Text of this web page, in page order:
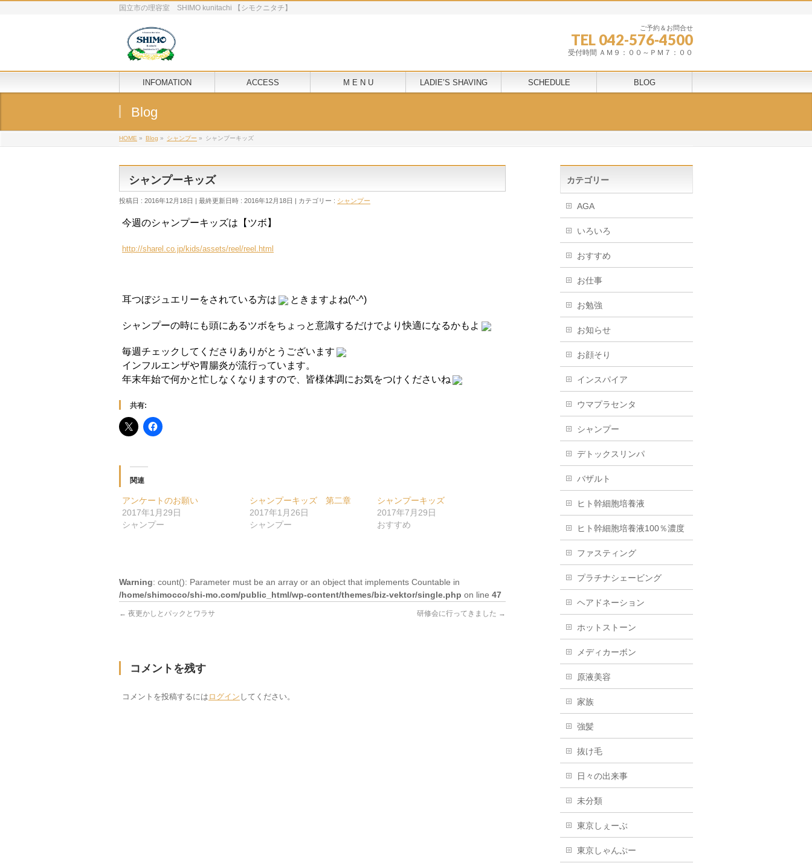
国立市の理容室 SHIMO kunitachi 【シモクニタチ】
ご予約＆お問合せ
TEL 042-576-4500
受付時間 ＡＭ９：００～ＰＭ７：００
INFOMATION ACCESS M E N U LADIE’S SHAVING SCHEDULE BLOG
Blog
HOME » Blog » シャンプー » シャンプーキッズ
シャンプーキッズ
投稿日 : 2016年12月18日 最終更新日時 : 2016年12月18日 カテゴリー : シャンプー
今週のシャンプーキッズは【ツボ】
http://sharel.co.jp/kids/assets/reel/reel.html
耳つぼジュエリーをされている方は ときますよね(^-^)
シャンプーの時にも頭にあるツボをちょっと意識するだけでより快適になるかもよ
毎週チェックしてくださりありがとうございます
インフルエンザや胃腸炎が流行っています。
年末年始で何かと忙しなくなりますので、皆様体調にお気をつけくださいね
共有:
関連
アンケートのお願い
2017年1月29日
シャンプー
シャンプーキッズ 第二章
2017年1月26日
シャンプー
シャンプーキッズ
2017年7月29日
おすすめ
Warning: count(): Parameter must be an array or an object that implements Countable in
/home/shimocco/shi-mo.com/public_html/wp-content/themes/biz-vektor/single.php on line 47
← 夜更かしとパックとワラサ 研修会に行ってきました →
コメントを残す
コメントを投稿するには ログイン してください。
カテゴリー
AGA
いろいろ
おすすめ
お仕事
お勉強
お知らせ
お顔そり
インスパイア
ウマプラセンタ
シャンプー
デトックスリンパ
バザルト
ヒト幹細胞培養液
ヒト幹細胞培養液100％濃度
ファスティング
プラチナシェービング
ヘアドネーション
ホットストーン
メディカーボン
原液美容
家族
強髪
抜け毛
日々の出来事
未分類
東京しぇーぶ
東京しゃんぷー